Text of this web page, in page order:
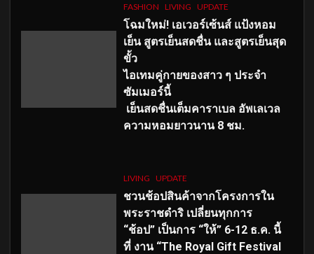
FASHION LIVING UPDATE
โฉมใหม่! เอเวอร์เซ้นส์ แป้งหอม
เย็น สูตรเย็นสดชื่น และสูตรเย็นสุด
ขั้ว
ไอเทมคู่กายของสาว ๆ ประจำ
ซัมเมอร์นี้
เย็นสดชื่นเต็มคาราเบล อัพเลเวล
ความหอมยาวนาน 8 ชม.
LIVING UPDATE
ชวนช้อปสินค้าจากโครงการใน
พระราชดำริ เปลี่ยนทุกการ
“ช้อป” เป็นการ “ให้” 6-12 ธ.ค. นี้
ที่ งาน “The Royal Gift Festival